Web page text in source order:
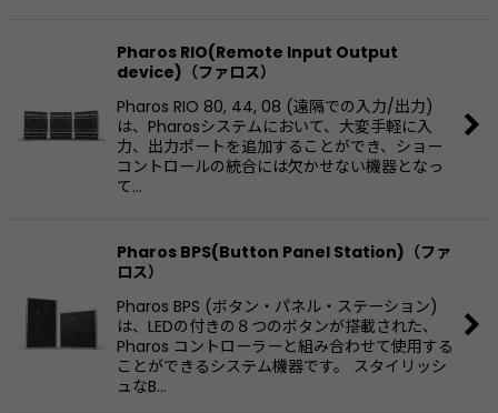
Pharos RIO(Remote Input Output
device)（ファロス）
Pharos RIO 80, 44, 08 (遠隔での入力/出力)
は、Pharosシステムにおいて、大変手軽に入
力、出力ポートを追加することができ、ショー
コントロールの統合には欠かせない機器となっ
て…
Pharos BPS(Button Panel Station)（ファ
ロス）
Pharos BPS (ボタン・パネル・ステーション)
は、LEDの付きの８つのボタンが搭載された、
Pharos コントローラーと組み合わせて使用する
ことができるシステム機器です。 スタイリッシ
ュなB…